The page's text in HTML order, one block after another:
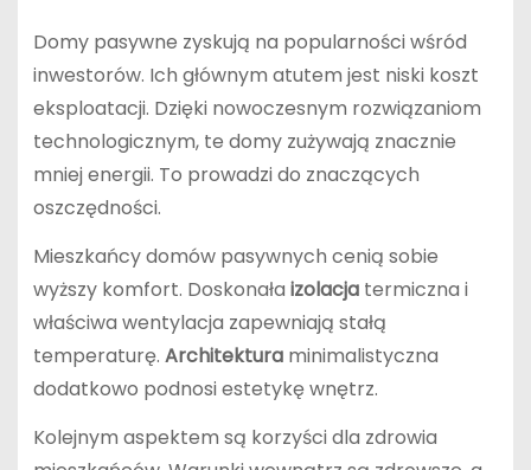
Domy pasywne zyskują na popularności wśród
inwestorów. Ich głównym atutem jest niski koszt
eksploatacji. Dzięki nowoczesnym rozwiązaniom
technologicznym, te domy zużywają znacznie
mniej energii. To prowadzi do znaczących
oszczędności.
Mieszkańcy domów pasywnych cenią sobie
wyższy komfort. Doskonała izolacjatermiczna i
właściwa wentylacja zapewniają stałą
temperaturę. Architekturaminimalistyczna
dodatkowo podnosi estetykę wnętrz.
Kolejnym aspektem są korzyści dla zdrowia